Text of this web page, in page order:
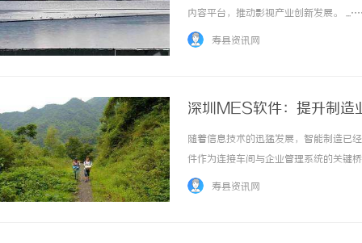
内容平台，推动影视产业创新发展。
寿县资讯网
深圳MES软件：提升制造
随着信息技术的迅猛发展，智能制造已
件作为连接车间与企业管理系统的关键
用正在推动制造企业的数字化转型。本
寿县资讯网